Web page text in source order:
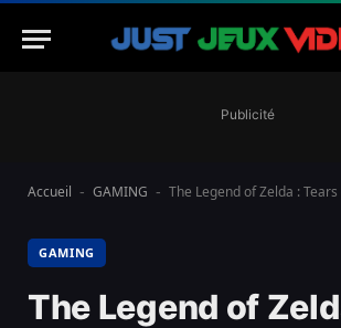
Publicité
Accueil - GAMING - The Legend of Zelda : Tears of the Kingdom
GAMING
The Legend of